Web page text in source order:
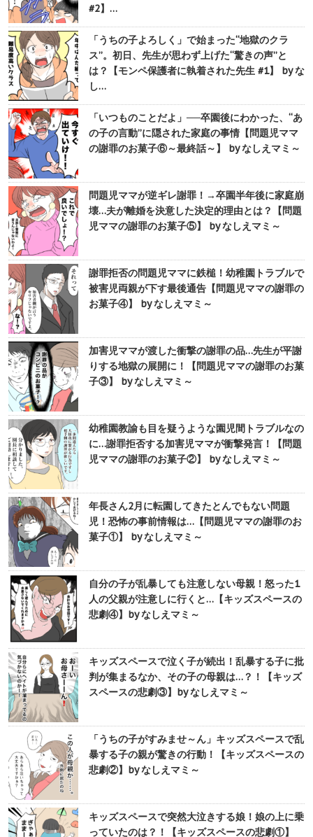
#2】…
「うちの子よろしく」で始まった“地獄のクラ
ス”。初日、先生が思わず上げた“驚きの声”と
は？【モンペ保護者に執着された先生 #1】 by な
し…
「いつものことだよ」──卒園後にわかった、“あ
の子の言動”に隠された家庭の事情【問題児ママ
の謝罪のお菓子⑥～最終話～】 by なしえマミ～
問題児ママが逆ギレ謝罪！→卒園半年後に家庭崩
壊…夫が離婚を決意した決定的理由とは？【問題
児ママの謝罪のお菓子⑤】 by なしえマミ～
謝罪拒否の問題児ママに鉄槌！幼稚園トラブルで
被害児両親が下す最後通告【問題児ママの謝罪の
お菓子④】 by なしえマミ～
加害児ママが渡した衝撃の謝罪の品…先生が平謝
りする地獄の展開に！【問題児ママの謝罪のお菓
子③】 by なしえマミ～
幼稚園教諭も目を疑うような園児間トラブルなの
に…謝罪拒否する加害児ママが衝撃発言！【問題
児ママの謝罪のお菓子②】 by なしえマミ～
年長さん2月に転園してきたとんでもない問題
児！恐怖の事前情報は…【問題児ママの謝罪のお
菓子①】 by なしえマミ～
自分の子が乱暴しても注意しない母親！怒った1
人の父親が注意しに行くと…【キッズスペースの
悲劇④】by なしえマミ～
キッズスペースで泣く子が続出！乱暴する子に批
判が集まるなか、その子の母親は…？！【キッズ
スペースの悲劇③】by なしえマミ～
「うちの子がすみませ～ん」キッズスペースで乱
暴する子の親が驚きの行動！【キッズスペースの
悲劇②】by なしえマミ～
キッズスペースで突然大泣きする娘！娘の上に乗
っていたのは？！【キッズスペースの悲劇①】